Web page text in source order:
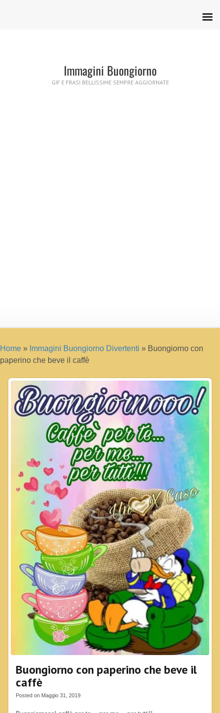
Immagini Buongiorno
GIF E FRASI BELLISSIME SEMPRE AGGIORNATE
Home » Immagini Buongiorno Divertenti » Buongiorno con
paperino che beve il caffè
Buongiorno con paperino che beve il
caffè
Posted on Maggio 31, 2019